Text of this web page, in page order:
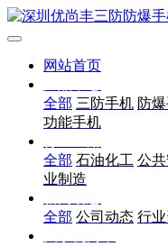
网站首页
全部 三防手机 防
功能手机
全部 石油化工 公
业制造
全部 公司动态 行